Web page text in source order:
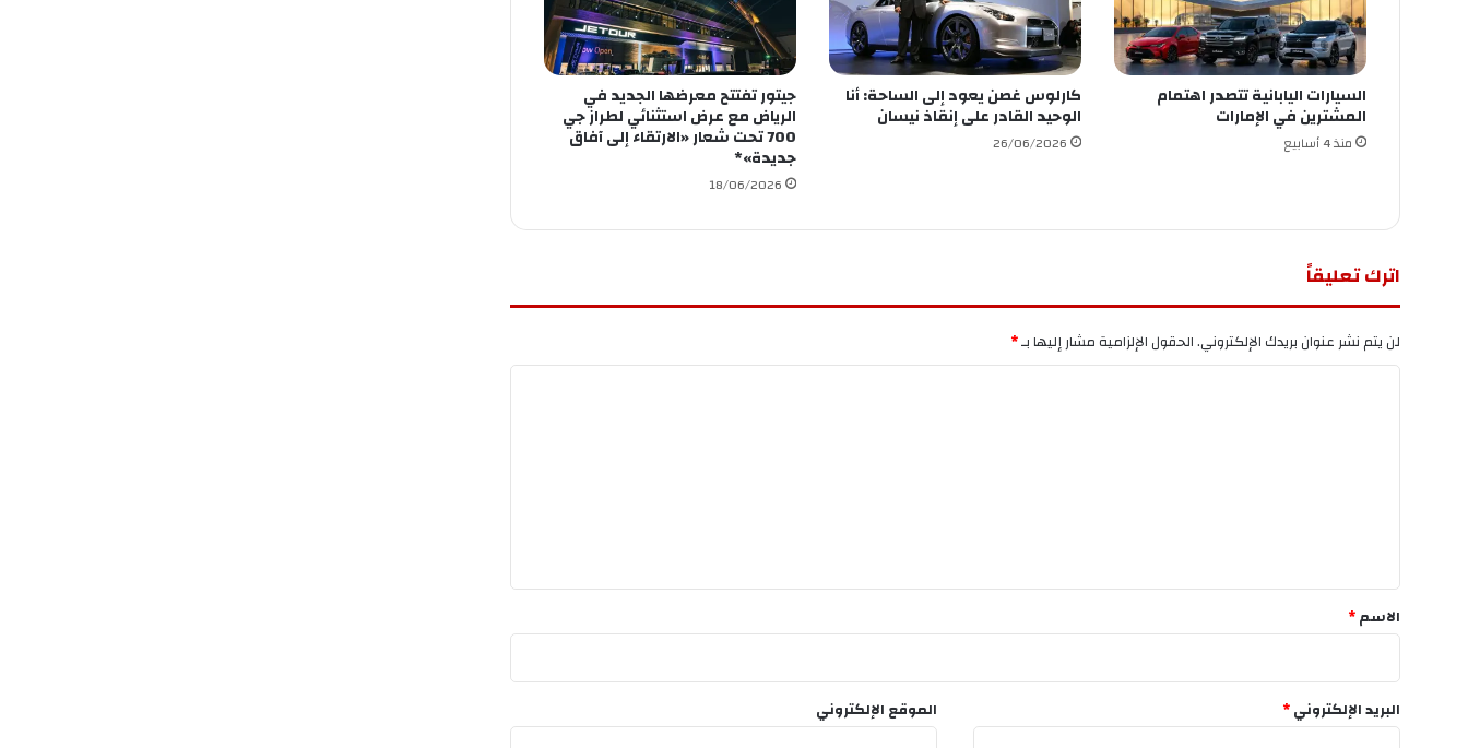
السيارات اليابانية تتصدر اهتمام
المشترين في الإمارات
منذ 4 أسابيع
كارلوس غصن يعود إلى الساحة: أنا
الوحيد القادر على إنقاذ نيسان
26/06/2026
جيتور تفتتح معرضها الجديد في
الرياض مع عرض استثنائي لطراز جي
700 تحت شعار «الارتقاء إلى آفاق
جديدة»*
18/06/2026
اترك تعليقاً
لن يتم نشر عنوان بريدك الإلكتروني.الحقول الإلزامية مشار إليها بـ*
*
الاسم*
البريد الإلكتروني* الموقع الإلكتروني